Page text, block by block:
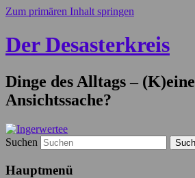
Zum primären Inhalt springen
Der Desasterkreis
Dinge des Alltags – (K)eine
Ansichtssache?
Suchen
Hauptmenü